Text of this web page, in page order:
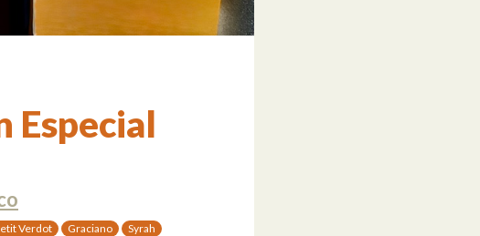
Especial
Verdot Graciano
Syrah